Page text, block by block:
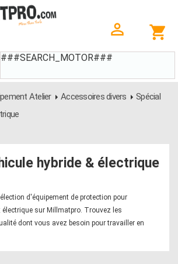
###SEARCH_MOTOR###
Atelier Accessoires divers
Spécial
hybride & électrique
d'équipement de protection pour
électrique sur Millmatpro. Trouvez les
dont vous avez besoin pour travailler en